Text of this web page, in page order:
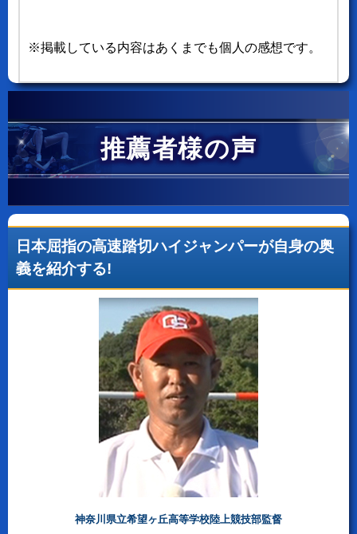
※掲載している内容はあくまでも個人の感想です。
推薦者様の声
日本屈指の高速踏切ハイジャンパーが自身の奥
義を紹介する!
神奈川県立希望ヶ丘高等学校陸上競技部監督